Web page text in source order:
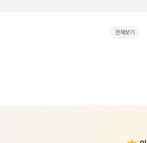
전체보기